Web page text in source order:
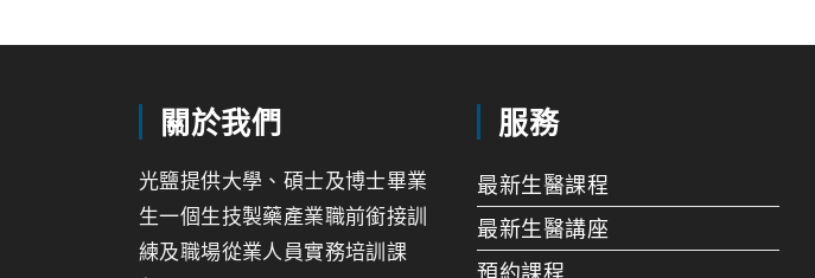
關於我們
光鹽提供大學、碩士及博士畢業
生一個生技製藥產業職前銜接訓
練及職場從業人員實務培訓課
服務
最新生醫課程
最新生醫講座
預約課程